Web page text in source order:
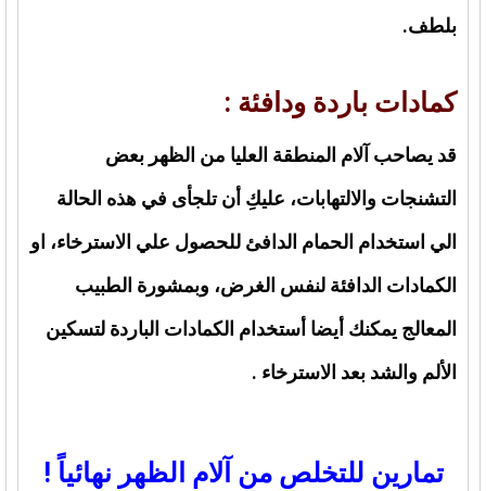
بلطف.
كمادات باردة ودافئة :
قد يصاحب آلام المنطقة العليا من الظهر بعض
التشنجات والالتهابات، عليكِ أن تلجأى في هذه الحالة
الي استخدام الحمام الدافئ للحصول علي الاسترخاء، او
الكمادات الدافئة لنفس الغرض، وبمشورة الطبيب
المعالج يمكنك أيضا أستخدام الكمادات الباردة لتسكين
الألم والشد بعد الاسترخاء .
تمارين للتخلص من آلام الظهر نهائياً !